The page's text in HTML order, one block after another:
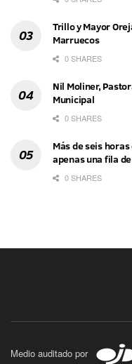
Trillo y Mayor
Marruecos
0 SHARES
Nil Moliner,
Municipal
0 SHARES
Más de seis
apenas una fila
0 SHARES
Medio auditado por